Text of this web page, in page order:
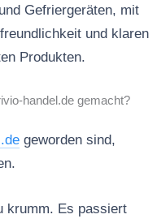
Gefriergeräten, mit
und klaren
Produkten.
handel.de gemacht?
geworden sind,
krumm. Es passiert